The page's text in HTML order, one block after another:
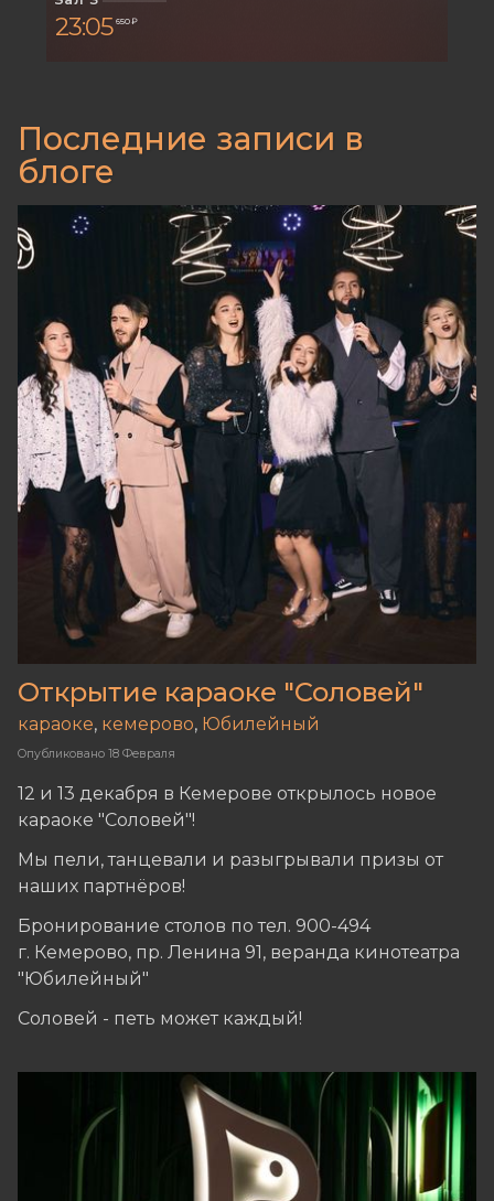
23:05 650 ₽
Последние записи в
блоге
Открытие караоке "Соловей"
Опубликовано 18 Февраля
караоке, кемерово, Юбилейный
12 и 13 декабря в Кемерове открылось новое
караоке "Соловей"!
Мы пели, танцевали и разыгрывали призы от
наших партнёров!
Бронирование столов по тел. 900-494
г. Кемерово, пр. Ленина 91, веранда кинотеатра
"Юбилейный"
Соловей - петь может каждый!